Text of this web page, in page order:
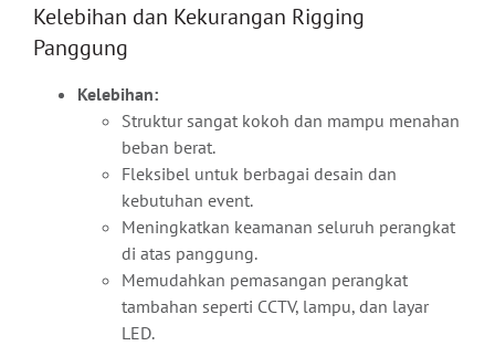
Kelebihan dan Kekurangan Rigging
Panggung
Kelebihan:
Struktur sangat kokoh dan mampu menahan
beban berat.
Fleksibel untuk berbagai desain dan
kebutuhan event.
Meningkatkan keamanan seluruh perangkat
di atas panggung.
Memudahkan pemasangan perangkat
tambahan seperti CCTV, lampu, dan layar
LED.